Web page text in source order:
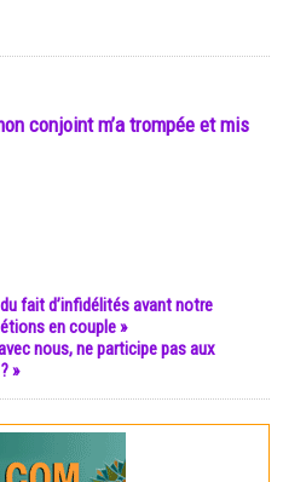
conjoint m’a trompée et mis
fait d’infidélités avant notre
en couple »
nous, ne participe pas aux
»